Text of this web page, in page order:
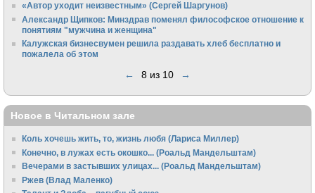
«Автор уходит неизвестным» (Сергей Шаргунов)
Александр Щипков: Минздрав поменял философское отношение к
понятиям "мужчина и женщина"
Калужская бизнесвумен решила раздавать хлеб бесплатно и
пожалела об этом
← 8 из 10 →
Новое в Читальном зале
Коль хочешь жить, то, жизнь любя (Лариса Миллер)
Конечно, в лужах есть окошко... (Роальд Мандельштам)
Вечерами в застывших улицах... (Роальд Мандельштам)
Ржев (Влад Маленко)